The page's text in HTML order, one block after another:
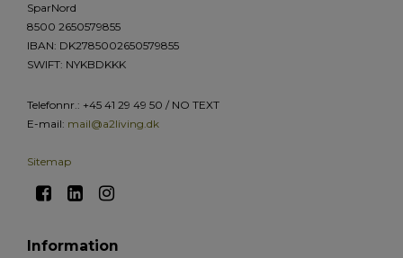
SparNord
8500 2650579855
IBAN: DK2785002650579855
SWIFT: NYKBDKKK
Telefonnr.: +45 41 29 49 50 / NO TEXT
E-mail: mail@a2living.dk
Sitemap
Information